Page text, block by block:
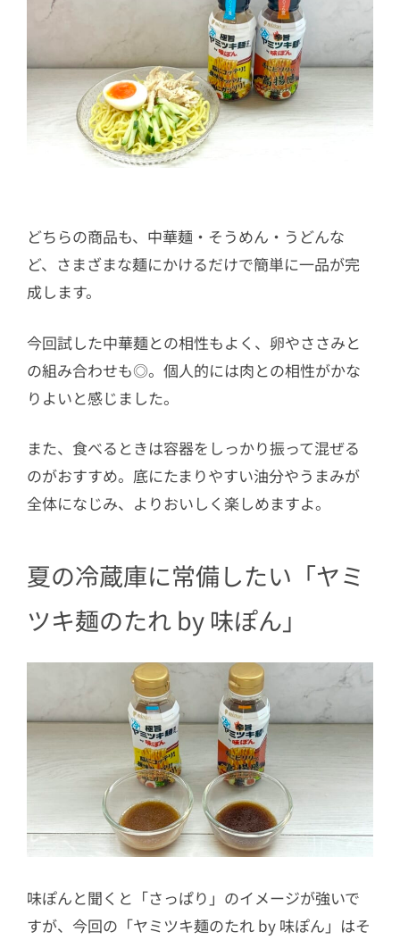
どちらの商品も、中華麺・そうめん・うどんな
ど、さまざまな麺にかけるだけで簡単に一品が完
成します。
今回試した中華麺との相性もよく、卵やささみと
の組み合わせも◎。個人的には肉との相性がかな
りよいと感じました。
また、食べるときは容器をしっかり振って混ぜる
のがおすすめ。底にたまりやすい油分やうまみが
全体になじみ、よりおいしく楽しめますよ。
夏の冷蔵庫に常備したい「ヤミ
ツキ麺のたれ by 味ぽん」
味ぽんと聞くと「さっぱり」のイメージが強いで
すが、今回の「ヤミツキ麺のたれ by 味ぽん」はそ